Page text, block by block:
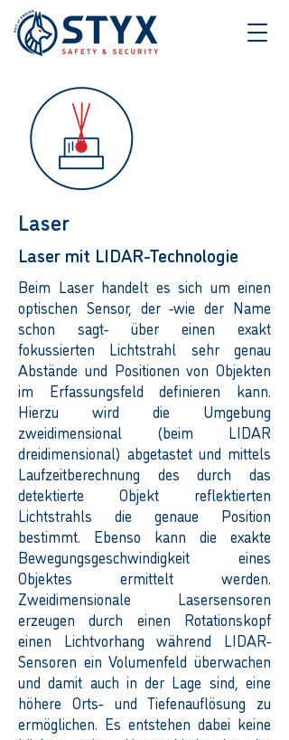
Laser
Laser mit LIDAR-Technologie
Beim Laser handelt es sich um einen
optischen Sensor, der -wie der Name
schon sagt- über einen exakt
fokussierten Lichtstrahl sehr genau
Abstände und Positionen von Objekten
im Erfassungsfeld definieren kann.
Hierzu wird die Umgebung
zweidimensional (beim LIDAR
dreidimensional) abgetastet und mittels
Laufzeitberechnung des durch das
detektierte Objekt reflektierten
Lichtstrahls die genaue Position
bestimmt. Ebenso kann die exakte
Bewegungsgeschwindigkeit eines
Objektes ermittelt werden.
Zweidimensionale Lasersensoren
erzeugen durch einen Rotationskopf
einen Lichtvorhang während LIDAR-
Sensoren ein Volumenfeld überwachen
und damit auch in der Lage sind, eine
höhere Orts- und Tiefenauflösung zu
ermöglichen. Es entstehen dabei keine